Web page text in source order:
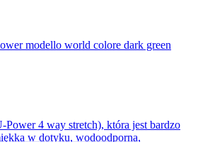
4 way stretch), która jest bardzo
w dotyku, wodoodporna,